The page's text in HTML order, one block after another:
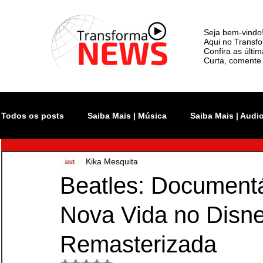
Seja bem-vindo!
Aqui no
Confira as
Curta,
Todos os posts Saiba Mais | Música Saiba Mais |
Atualidade Rock In Rio
Monsters of Rock SP The Town Lollapalooza
Beatles:
Nova Vida no
Remasterizada
Kika Mesquita